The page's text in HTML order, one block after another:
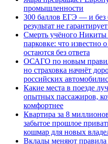
промышленности
300 баллов ЕГЭ — и
результат не
Смерть учёного Никиты
парковке: что известно
остаются без ответа
ОСАГО по новым
но страховка начнёт
российских
Какие места в поезде
опытных пассажиров,
комфортнее
Квартира за 8
забытое прошлое
кошмар для новых
Вклады меняют правила